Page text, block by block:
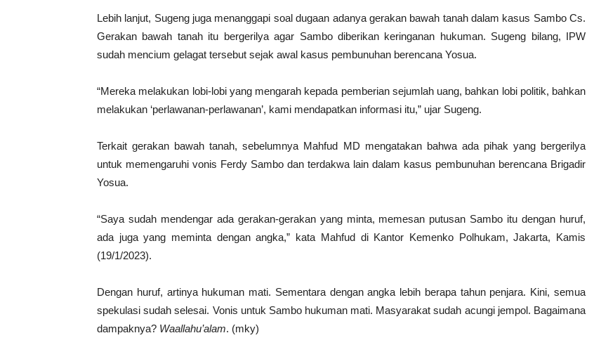
Lebih lanjut, Sugeng juga menanggapi soal dugaan adanya gerakan bawah tanah dalam kasus Sambo Cs.
Gerakan bawah tanah itu bergerilya agar Sambo diberikan keringanan hukuman. Sugeng bilang, IPW
sudah mencium gelagat tersebut sejak awal kasus pembunuhan berencana Yosua.
“Mereka melakukan lobi-lobi yang mengarah kepada pemberian sejumlah uang, bahkan lobi politik, bahkan
melakukan ‘perlawanan-perlawanan’, kami mendapatkan informasi itu,” ujar Sugeng.
Terkait gerakan bawah tanah, sebelumnya Mahfud MD mengatakan bahwa ada pihak yang bergerilya
untuk memengaruhi vonis Ferdy Sambo dan terdakwa lain dalam kasus pembunuhan berencana Brigadir
Yosua.
“Saya sudah mendengar ada gerakan-gerakan yang minta, memesan putusan Sambo itu dengan huruf,
ada juga yang meminta dengan angka,” kata Mahfud di Kantor Kemenko Polhukam, Jakarta, Kamis
(19/1/2023).
Dengan huruf, artinya hukuman mati. Sementara dengan angka lebih berapa tahun penjara. Kini, semua
spekulasi sudah selesai. Vonis untuk Sambo hukuman mati. Masyarakat sudah acungi jempol. Bagaimana
dampaknya? Waallahu’alam. (mky)